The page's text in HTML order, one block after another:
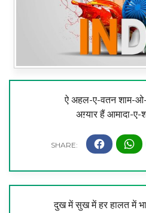
ऐ अहल-ए-वतन शाम-ओ-
अग़्यार हैं आमादा-ए-
दुख में सुख में हर हालत में